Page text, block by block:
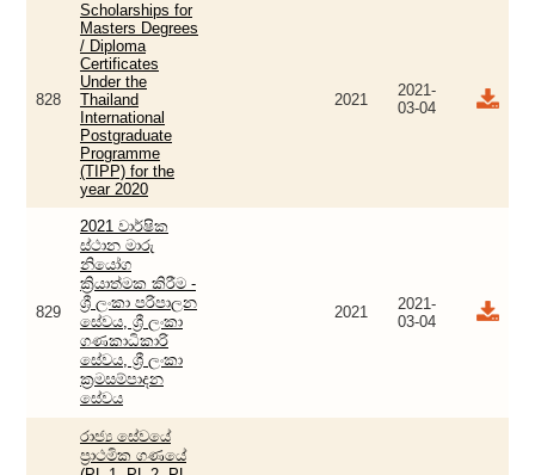
828
Scholarships for
Masters Degrees
/ Diploma
Certificates
Under the
Thailand
International
Postgraduate
Programme
(TIPP) for the
year 2020
2021
2021-
03-04
829
2021 වාර්ෂික
ස්ථාන මාරු
නියෝග
ක්‍රියාත්මක කිරීම -
ශ්‍රී ලංකා පරිපාලන
සේවය, ශ්‍රී ලංකා
ගණකාධිකාරි
සේවය, ශ්‍රී ලංකා
ක්‍රමසම්පාදන
සේවය
2021
2021-
03-04
රාජ්‍ය සේවයේ
ප්‍රාථමික ගණයේ